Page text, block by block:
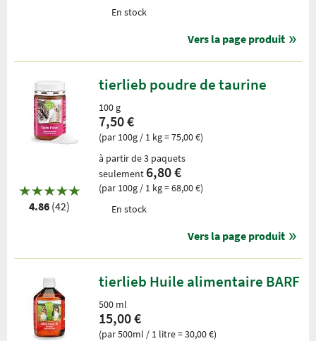
En stock
Vers la page produit
4.86 (42)
tierlieb poudre de taurine
100 g
7,50 €
(par 100g / 1 kg = 75,00 €)
à partir de 3 paquets
seulement 6,80 €
(par 100g / 1 kg = 68,00 €)
En stock
Vers la page produit
tierlieb Huile alimentaire BARF
500 ml
15,00 €
(par 500ml / 1 litre = 30,00 €)